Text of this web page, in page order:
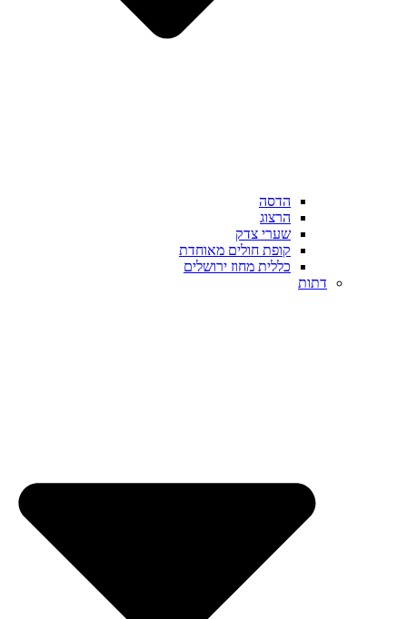
הדסה
הרצוג
שערי צדק
קופת חולים מאוחדת
כללית מחוז ירושלים
דתות